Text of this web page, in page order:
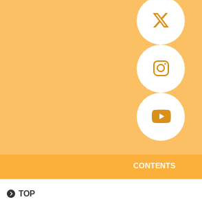
CONTENTS
TOP